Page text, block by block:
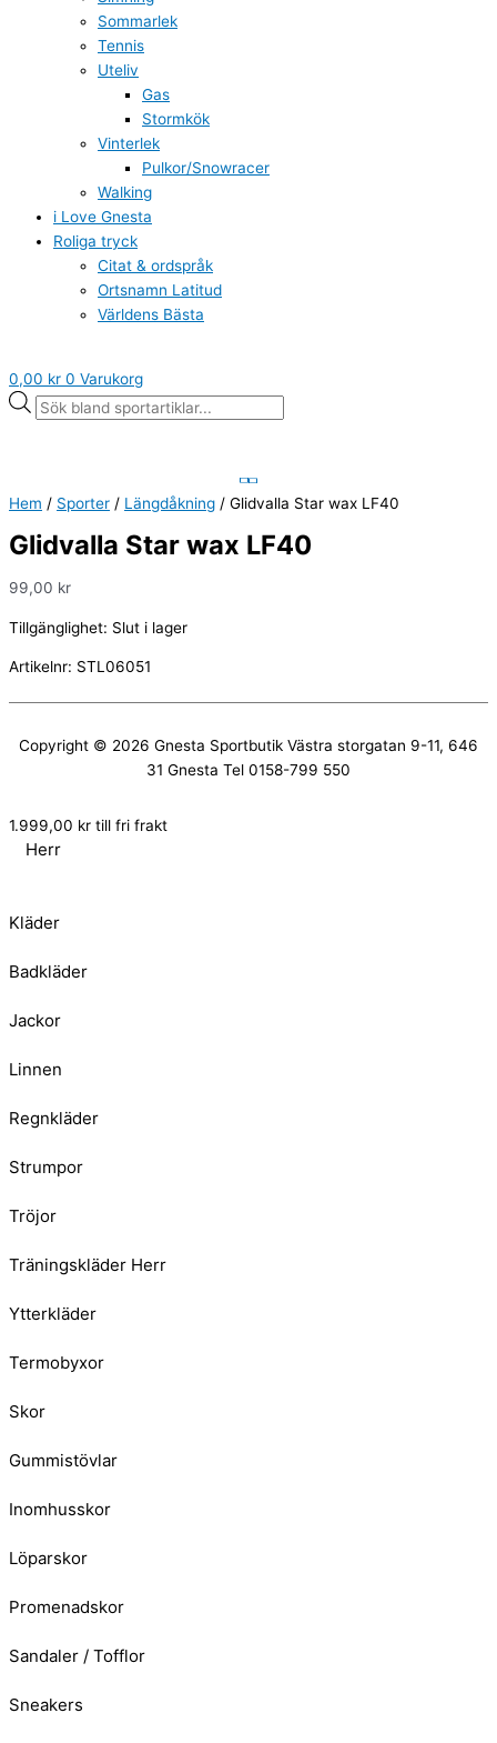
Sommarlek
Tennis
Uteliv
Gas
Stormkök
Vinterlek
Pulkor/Snowracer
Walking
i Love Gnesta
Roliga tryck
Citat & ordspråk
Ortsnamn Latitud
Världens Bästa
0,00 kr 0 Varukorg
Hem / Sporter / Längdåkning / Glidvalla Star wax LF40
Glidvalla Star wax LF40
99,00 kr
Tillgänglighet: Slut i lager
Artikelnr: STL06051
Copyright © 2026 Gnesta Sportbutik Västra storgatan 9-11, 646
31 Gnesta Tel 0158-799 550
1.999,00 kr till fri frakt
Herr
Kläder
Badkläder
Jackor
Linnen
Regnkläder
Strumpor
Tröjor
Träningskläder Herr
Ytterkläder
Termobyxor
Skor
Gummistövlar
Inomhusskor
Löparskor
Promenadskor
Sandaler / Tofflor
Sneakers